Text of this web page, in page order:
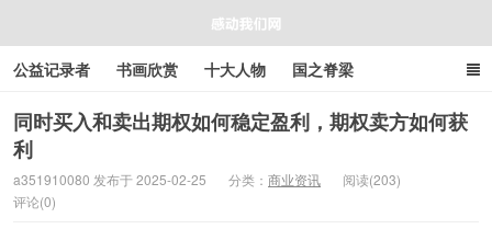
感动我们网
公益记录者 书画欣赏 十大人物 国之脊梁
好人好事 感人资讯 商业资讯 在线工具箱
同时买入和卖出期权如何稳定盈利，期权卖方如何获
利
a351910080 发布于 2025-02-25 分类： 商业资讯
阅读(203)
评论(0)